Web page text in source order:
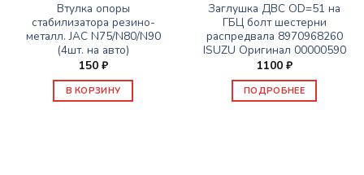
Втулка опоры
стабилизатора резино-
металл. JAC N75/N80/N90
(4шт. на авто)
150 ₽
В КОРЗИНУ
Заглушка ДВС OD=51 на
ГБЦ болт шестерни
распредвала 8970968260
ISUZU Оригинал 00000590
1100 ₽
ПОДРОБНЕЕ